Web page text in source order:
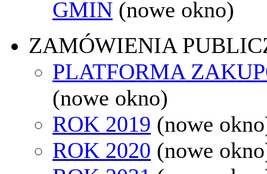
GMIN (nowe okno)
ZAMÓWIENIA
PLATFORMA
(nowe okno)
ROK 2019 (nowe
ROK 2020 (nowe